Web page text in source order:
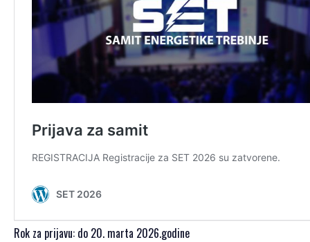
Rok za prijavu: do 20. marta 2026.godine